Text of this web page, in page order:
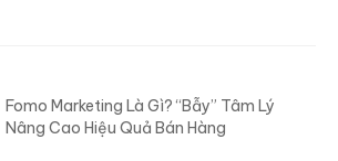
Fomo Marketing Là Gì? “Bẫy” Tâm Lý
Nâng Cao Hiệu Quả Bán Hàng